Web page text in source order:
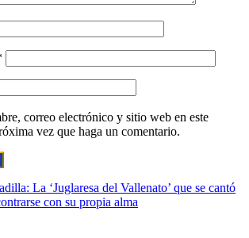
correo electrónico y sitio web en este
vez que haga un comentario.